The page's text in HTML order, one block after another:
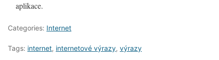
aplikace.
Categories: Internet
Tags: internet, internetové výrazy, výrazy